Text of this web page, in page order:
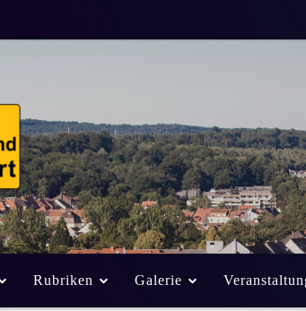
Rubriken Galerie